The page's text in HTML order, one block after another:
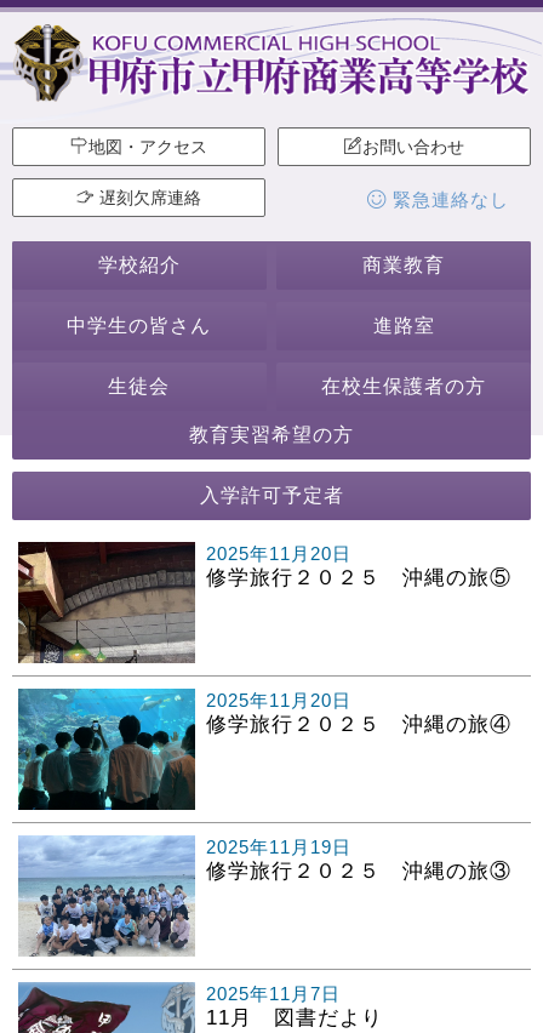
地図・アクセス お問い合わせ
遅刻欠席連絡 緊急連絡なし
学校紹介 商業教育
中学生の皆さん 進路室
生徒会 在校生保護者の方
教育実習希望の方
入学許可予定者
学校からのお知らせ
2025年11月20日
修学旅行２０２５ 沖縄の旅⑤
2025年11月20日
修学旅行２０２５ 沖縄の旅④
2025年11月19日
修学旅行２０２５ 沖縄の旅③
2025年11月7日
11月 図書だより